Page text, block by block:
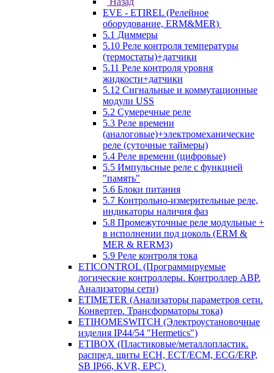
EVE - ETIREL (Релейное
оборудование, ERM&MER)
5.1 Диммеры
5.10 Реле контроля температуры
(термостаты)+датчики
5.11 Реле контроля уровня
жидкости+датчики
5.12 Сигнальные и коммутационные
модули USS
5.2 Сумеречные реле
5.3 Реле времени
(аналоговые)+электромеханические
реле (суточные таймеры)
5.4 Реле времени (цифровые)
5.5 Импульсные реле с функцией
"память"
5.6 Блоки питания
5.7 Контрольно-измерительные реле,
индикаторы наличия фаз
5.8 Промежуточные реле модульные +
в исполнении под цоколь (ERM &
MER & RERM3)
5.9 Реле контроля тока
ETICONTROL (Программируемые
логические контроллеры. Контроллер АВР.
Анализаторы сети)
ETIMETER (Анализаторы параметров сети.
Конвертер. Трансформаторы тока)
ETIHOMESWITCH (Электроустановочные
изделия IP44/54 "Hermetics")
ETIBOX (Пластиковые/металлопластик.
распред. щиты ECH, ECT/ECM, ECG/ERP,
SB IP66, KVR, EPC)